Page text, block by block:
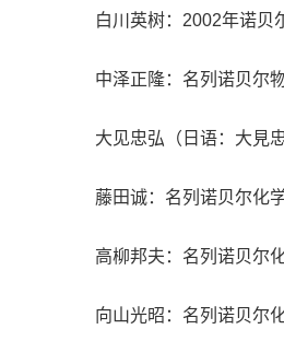
⽩川英树：2002年诺⻉
中泽正隆：名列诺⻉尔
⼤⻅忠弘（⽇语：⼤⾒
藤⽥诚：名列诺⻉尔化
⾼柳邦夫：名列诺⻉尔
向⼭光昭：名列诺⻉尔